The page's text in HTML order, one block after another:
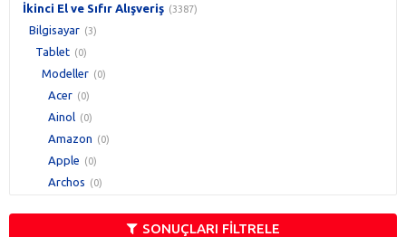
İkinci El ve Sıfır Alışveriş (3387)
Bilgisayar (3)
Tablet (0)
Modeller (0)
Acer (0)
Ainol (0)
Amazon (0)
Apple (0)
Archos (0)
SONUÇLARI FİLTRELE